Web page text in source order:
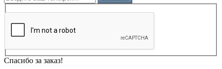
Спасибо за заказ!